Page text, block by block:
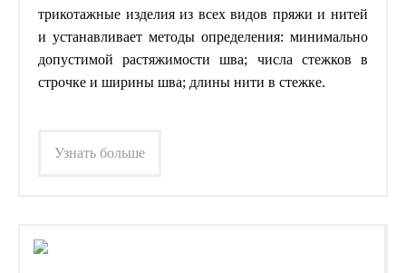
трикотажные изделия из всех видов пряжи и нитей
и устанавливает методы определения: минимально
допустимой растяжимости шва; числа стежков в
строчке и ширины шва; длины нити в стежке.
Узнать больше